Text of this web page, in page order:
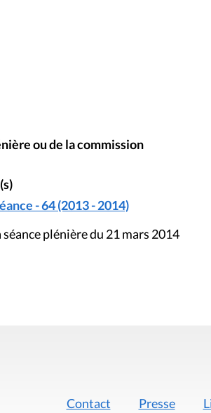
ou de la commission
- 64 (2013 - 2014)
plénière du 21 mars 2014
Contact Presse